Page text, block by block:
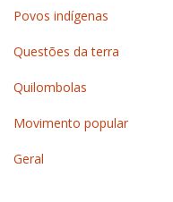
Povos indígenas
Questões da terra
Quilombolas
Movimento popular
Geral